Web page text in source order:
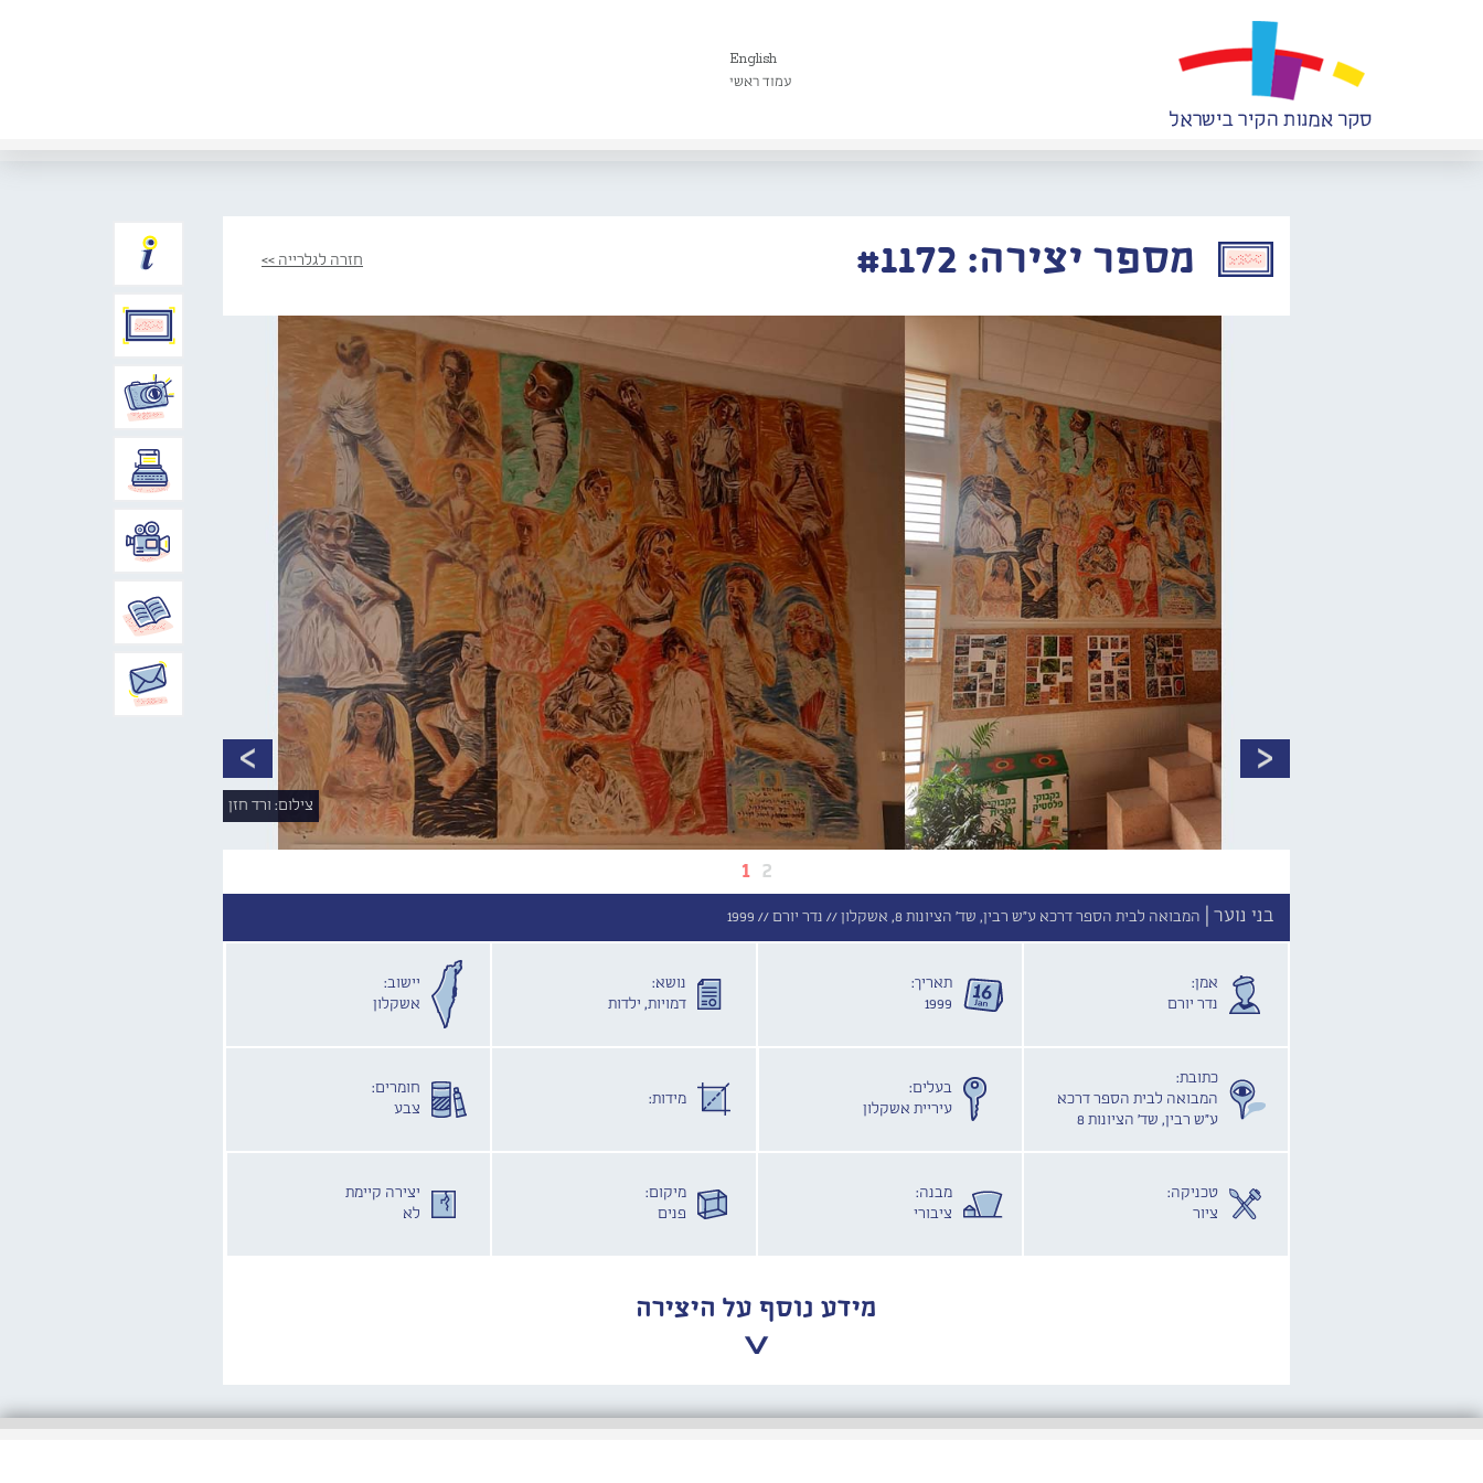
English
עמוד ראשי
מספר יצירה: #1172 חזרה לגלרייה >>
1 2
צילום: ורד חזן
בני נוער | המבואה לבית הספר דרכא ע"ש רבין, שד' הציונות 8, אשקלון // נדר יורם // 1999
אמן:
נדר יורם
תאריך:
1999
נושא:
דמויות, ילדות
יישוב:
אשקלון
כתובת:
המבואה לבית הספר דרכא
ע"ש רבין, שד' הציונות 8
בעלים:
עיריית אשקלון
מידות:
חומרים:
צבע
טכניקה:
ציור
מבנה:
ציבורי
מיקום:
פנים
יצירה קיימת
לא
מידע נוסף על היצירה